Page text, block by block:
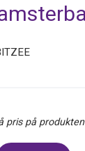
pris på